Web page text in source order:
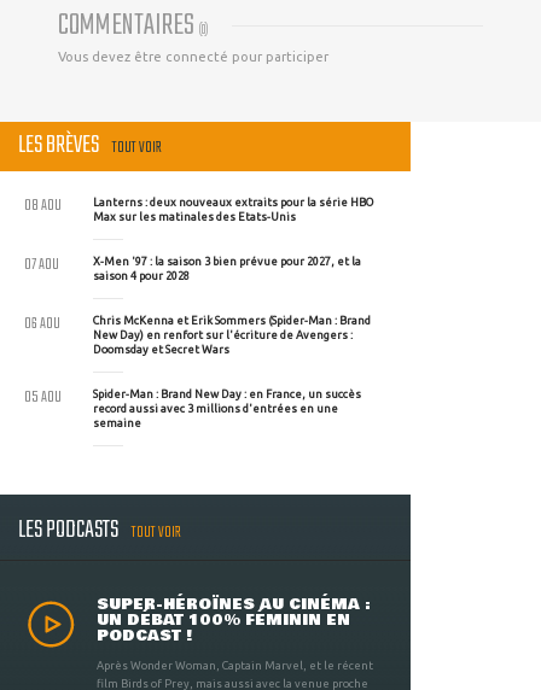
COMMENTAIRES (0)
Vous devez être connecté pour participer
LES BRÈVES TOUT VOIR
Lanterns : deux nouveaux extraits pour la série HBO
Max sur les matinales des Etats-Unis
08 AOU
X-Men '97 : la saison 3 bien prévue pour 2027, et la
saison 4 pour 2028
07 AOU
Chris McKenna et Erik Sommers (Spider-Man : Brand
New Day) en renfort sur l'écriture de Avengers :
Doomsday et Secret Wars
06 AOU
Spider-Man : Brand New Day : en France, un succès
record aussi avec 3 millions d'entrées en une
semaine
05 AOU
LES PODCASTS TOUT VOIR
SUPER-HÉROÏNES AU CINÉMA :
UN DÉBAT 100% FÉMININ EN
PODCAST !
Après Wonder Woman, Captain Marvel, et le récent
film Birds of Prey, mais aussi avec la venue proche